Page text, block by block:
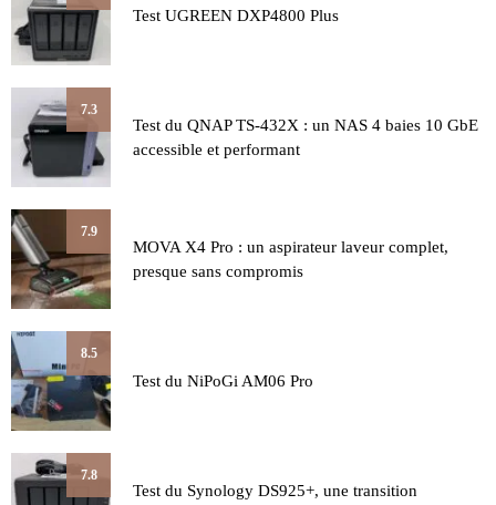
Test UGREEN DXP4800 Plus
7.3
Test du QNAP TS-432X : un NAS 4 baies 10 GbE
accessible et performant
7.9
MOVA X4 Pro : un aspirateur laveur complet,
presque sans compromis
8.5
Test du NiPoGi AM06 Pro
7.8
Test du Synology DS925+, une transition